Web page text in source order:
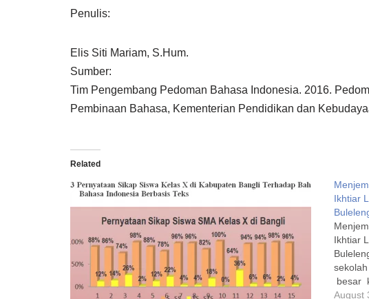
Penulis:
Elis Siti Mariam, S.Hum.
Sumber:
Tim Pengembang Pedoman Bahasa Indonesia. 2016.
Pembinaan Bahasa, Kementerian Pendidikan dan
Related
Ikhtiar
Ikhtiar
besar
August